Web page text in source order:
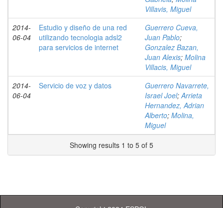
Villavis, Miguel
2014-
06-04
Estudio y diseño de una red
utilizando tecnologia adsl2
para servicios de internet
Guerrero Cueva,
Juan Pablo;
Gonzalez Bazan,
Juan Alexis; Molina
Villacis, Miguel
2014-
06-04
Servicio de voz y datos
Guerrero Navarrete,
Israel Joel;Arrieta
Hernandez, Adrian
Alberto; Molina,
Miguel
Showing results 1 to 5 of 5